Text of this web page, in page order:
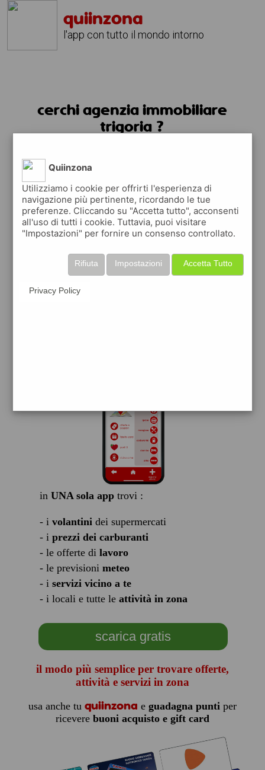
quiinzona
l'app con tutto il mondo intorno
cerchi agenzia immobiliare
trigoria ?
in UNA sola apptrovi :
- i volantinidei supermercati
- i prezzi dei carburanti
- le offerte di lavoro
- le previsioni meteo
- i servizi vicino a te
- i locali e tutte le attività in zona
scarica gratis
il modo più semplice per trovare offerte,
attività e servizi in zona
usa anche tu quiinzona e guadagna puntiper
ricevere buoni acquisto e gift card
Quiinzona
Utilizziamo i cookie per offrirti l'esperienza di
navigazione più pertinente, ricordando le tue
preferenze. Cliccando su "Accetta tutto", acconsenti
all'uso di tutti i cookie. Tuttavia, puoi visitare
"Impostazioni" per fornire un consenso controllato.
Accetta Tutto
Impostazioni
Rifiuta
Privacy Policy